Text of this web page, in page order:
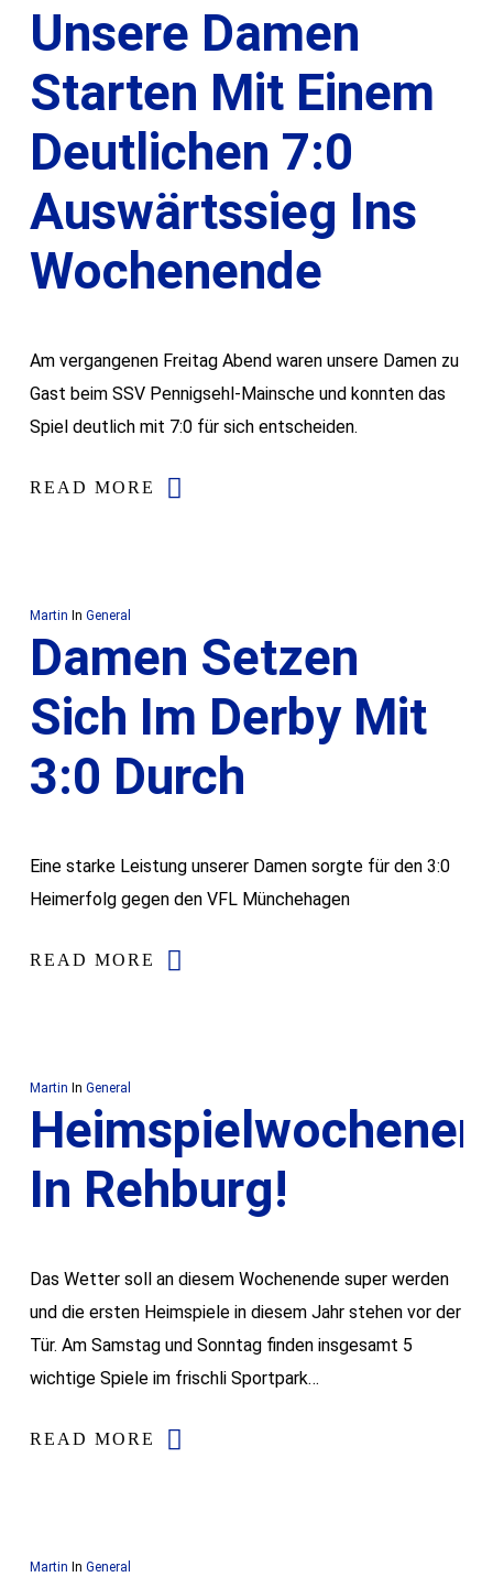
Unsere Damen
Starten Mit Einem
Deutlichen 7:0
Auswärtssieg Ins
Wochenende
Am vergangenen Freitag Abend waren unsere Damen zu
Gast beim SSV Pennigsehl-Mainsche und konnten das
Spiel deutlich mit 7:0 für sich entscheiden.
READ MORE
Martin In General
Damen Setzen
Sich Im Derby Mit
3:0 Durch
Eine starke Leistung unserer Damen sorgte für den 3:0
Heimerfolg gegen den VFL Münchehagen
READ MORE
Martin In General
In Rehburg!
Das Wetter soll an diesem Wochenende super werden
und die ersten Heimspiele in diesem Jahr stehen vor der
Tür. Am Samstag und Sonntag finden insgesamt 5
wichtige Spiele im frischli Sportpark…
READ MORE
Martin In General